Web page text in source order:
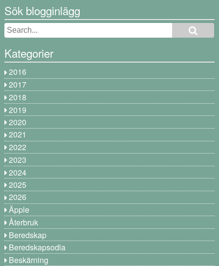
Sök blogginlägg
Kategorier
2016
2017
2018
2019
2020
2021
2022
2023
2024
2025
2026
Äpple
Återbruk
Beredskap
Beredskapsodla
Beskärning